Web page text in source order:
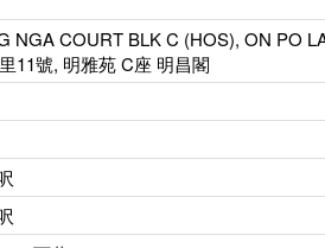
NGA COURT BLK C (HOS), ON PO
11號, 明雅苑 C座 明昌閣